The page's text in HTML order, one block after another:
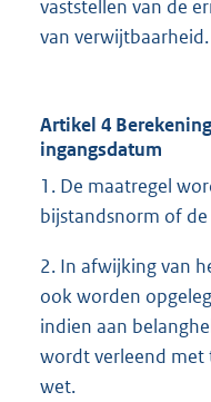
vaststellen van de
van verwijtbaarheid.
Artikel 4
ingangsdatum
1. De maatregel
bijstandsnorm of
2. In afwijking van
ook worden
indien aan
wordt verleend met
wet.